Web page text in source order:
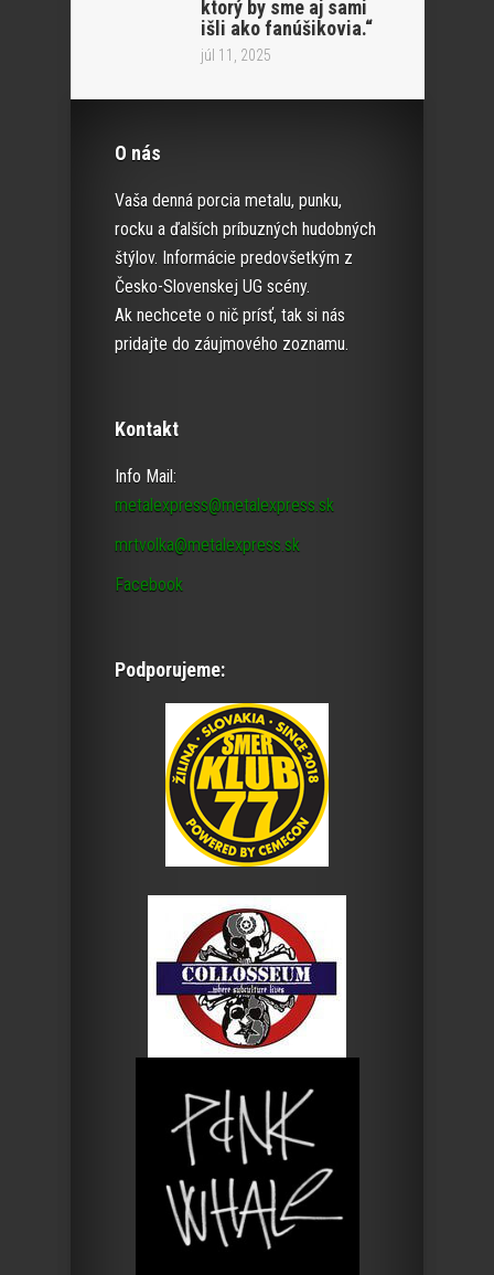
ktorý by sme aj sami
išli ako fanúšikovia.“
júl 11, 2025
O nás
Vaša denná porcia metalu, punku,
rocku a ďalších príbuzných hudobných
štýlov. Informácie predovšetkým z
Česko-Slovenskej UG scény.
Ak nechcete o nič prísť, tak si nás
pridajte do záujmového zoznamu.
Kontakt
Info Mail:
metalexpress@metalexpress.sk
mrtvolka@metalexpress.sk
Facebook
Podporujeme: